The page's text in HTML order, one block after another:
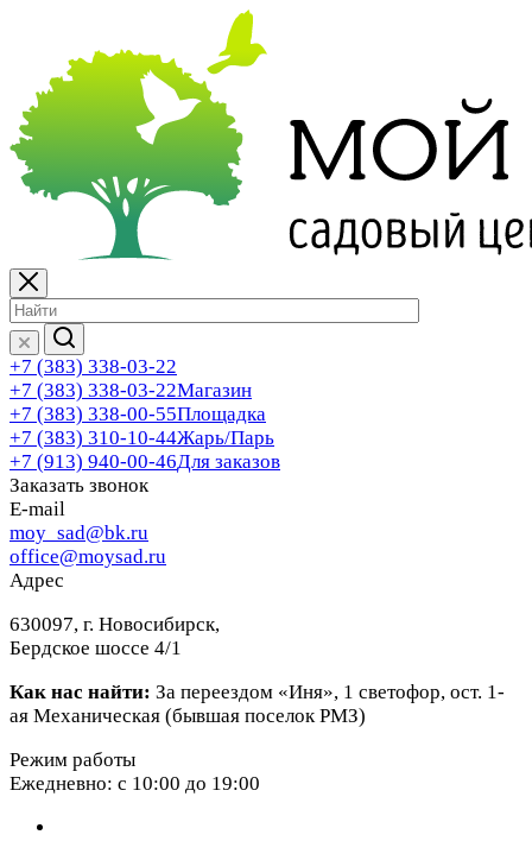
+7 (383) 338-03-22
+7 (383) 338-03-22Магазин
+7 (383) 338-00-55Площадка
+7 (383) 310-10-44Жарь/Парь
+7 (913) 940-00-46Для заказов
Заказать звонок
E-mail
moy_sad@bk.ru
office@moysad.ru
Адрес
630097, г. Новосибирск,
Бердское шоссе 4/1
Как нас найти: За переездом «Иня», 1 светофор, ост. 1-
ая Механическая (бывшая поселок РМЗ)
Режим работы
Ежедневно: с 10:00 до 19:00